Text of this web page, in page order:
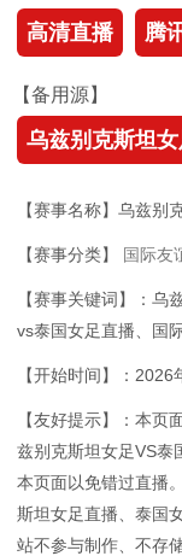
高清直播 腾
【备用源】
乌兹别克斯坦
【赛事名称】乌兹别
【赛事分类】 国际友
【赛事关键词】：乌
vs泰国女足直播、国
【开始时间】：
【友好提示】：本
兹别克斯坦女足VS泰
本页面以免错过直播
斯坦女足直播、泰国
站不参与制作、不存